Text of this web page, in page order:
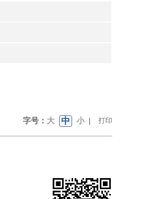
字号： 大 中 小 | 打印